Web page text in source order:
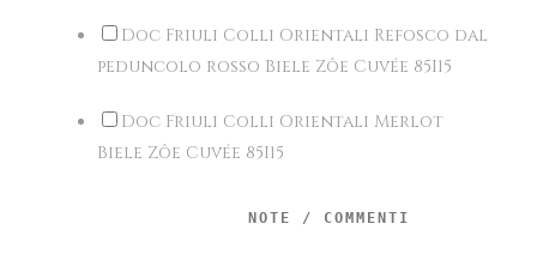
Doc Friuli Colli Orientali Refosco dal
peduncolo rosso Biele Zôe Cuvée 85I15
Doc Friuli Colli Orientali Merlot
Biele Zôe Cuvée 85I15